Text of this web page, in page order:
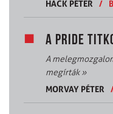
HACK PÉTER
/
A PRIDE
A
megírták»
MORVAY PÉTER